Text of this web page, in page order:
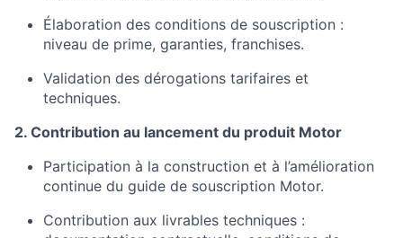
Élaboration des conditions de souscription :
niveau de prime, garanties, franchises.
Validation des dérogations tarifaires et
techniques.
2. Contribution au lancement du produit Motor
Participation à la construction et à l’amélioration
continue du guide de souscription Motor.
Contribution aux livrables techniques :